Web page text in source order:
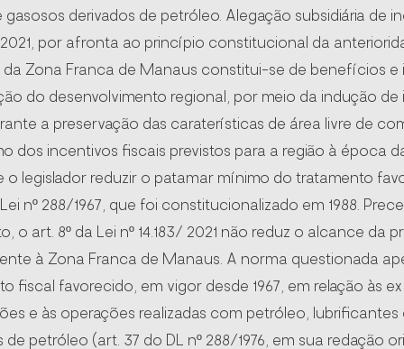
gasosos derivados de petróleo. Alegação subsidiária de
2021, por afronta ao princípio constitucional da
da Zona Franca de Manaus constitui-se de benefícios e
do desenvolvimento regional, por meio da indução de
a preservação das caraterísticas de área livre de
dos incentivos fiscais previstos para a região à época
o legislador reduzir o patamar mínimo do tratamento
nº 288/1967, que foi constitucionalizado em 1988.
o art. 8º da Lei nº 14.183/ 2021 não reduz o alcance
à Zona Franca de Manaus. A norma questionada
fiscal favorecido, em vigor desde 1967, em relação às
e às operações realizadas com petróleo,
de petróleo (art. 37 do DL nº 288/1976, em sua redação